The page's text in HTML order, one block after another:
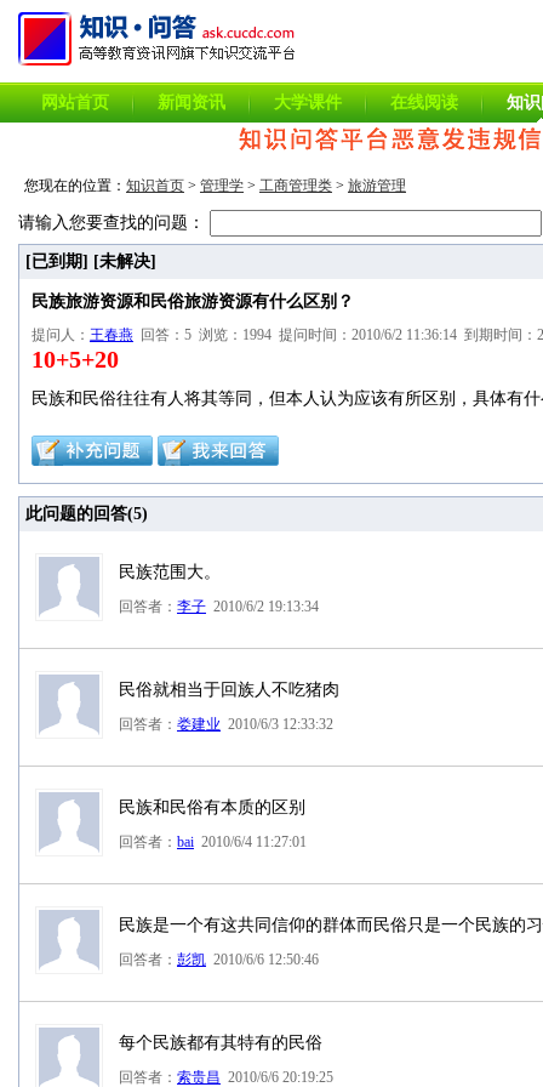
网站首页 新闻资讯 大学课件 在线阅读 知
您现在的位置： 知识首页 > 管理学 > 工商管理类 > 旅游管理
请输入您要查找的问题：
[已到期] [未解决]
民族旅游资源和民俗旅游资源有什么区别？
提问人： 王春燕 回答：5 浏览：1994 提问时间：2010/6/2 11:36:14 到期时间：
10+5+20
民族和民俗往往有人将其等同，但本人认为应该有所区别，具体有
此问题的回答(5)
民族范围大。
回答者： 李子 2010/6/2 19:13:34
民俗就相当于回族人不吃猪肉
回答者： 娄建业 2010/6/3 12:33:32
民族和民俗有本质的区别
回答者： bai 2010/6/4 11:27:01
民族是一个有这共同信仰的群体而民俗只是一个民族的
回答者： 彭凯 2010/6/6 12:50:46
每个民族都有其特有的民俗
回答者： 索贵昌 2010/6/6 20:19:25